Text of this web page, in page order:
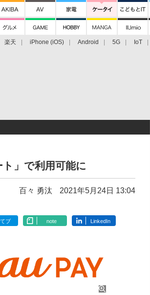
楽天 iPhone (iOS) Android 5G IoT
」で利用可能に
百々 勇汰 2021年5月24日 13:04
ブ note LinkedIn